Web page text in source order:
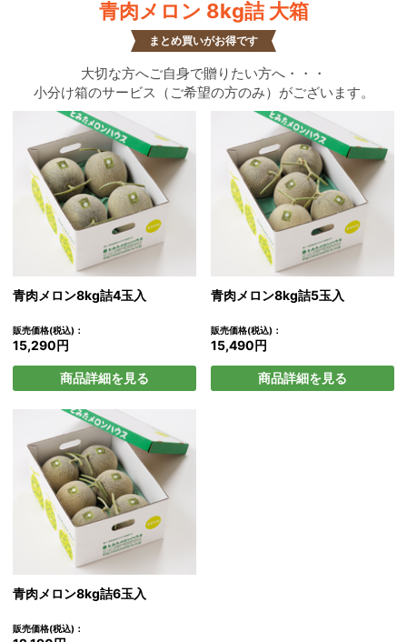
青肉メロン 8kg詰 大箱
まとめ買いがお得です
大切な方へご自身で贈りたい方へ・・・
小分け箱のサービス（ご希望の方のみ）がございます。
青肉メロン8kg詰4玉入
販売価格(税込)：
15,290円
商品詳細を見る
青肉メロン8kg詰5玉入
販売価格(税込)：
15,490円
商品詳細を見る
青肉メロン8kg詰6玉入
販売価格(税込)：